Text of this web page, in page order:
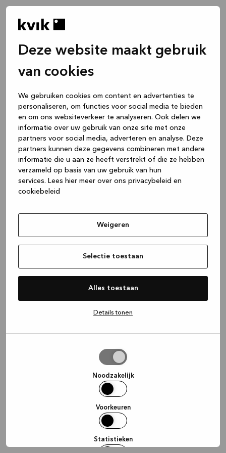
Deze website maakt gebruik
van cookies
We gebruiken cookies om content en advertenties te
personaliseren, om functies voor social media te bieden
en om ons websiteverkeer te analyseren. Ook delen we
informatie over uw gebruik van onze site met onze
partners voor social media, adverteren en analyse. Deze
partners kunnen deze gegevens combineren met andere
informatie die u aan ze heeft verstrekt of die ze hebben
verzameld op basis van uw gebruik van hun
services. Lees hier meer over ons privacybeleid en
cookiebeleid
Weigeren
Selectie toestaan
Alles toestaan
Details tonen
Noodzakelijk
Voorkeuren
Statistieken
(see the browser console for more
information).